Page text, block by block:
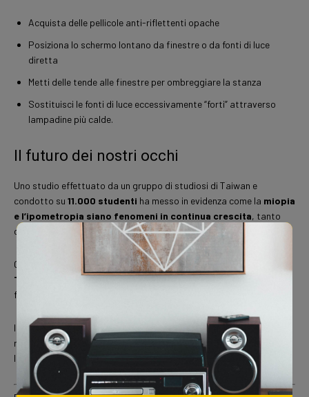
Acquista delle pellicole anti-riflettenti opache
Posiziona lo schermo lontano da finestre o da fonti di luce
diretta
Metti delle tende alle finestre per ombreggiare la stanza
Sostituisci le fonti di luce eccessivamente “forti” attraverso
lampadine più calde.
Il futuro dei nostri occhi
Uno studio effettuato da un gruppo di studiosi di Taiwan e
condotto su 11.000 studenti ha messo in evidenza come la miopia
e l’ipometropia siano fenomeni in continua crescita, tanto
che l’80% del campione ne è risultato affetto.
Gli stessi studiosi hanno confermato che
TV e dispositivi portatilisono una dellecause principali
fenomeni.
In media, infatti, gli occhi si trovano davanti a uno schermo
retroilluminato per 6-7 ore, mentre l’esposizione alla luce naturale e
la frequentazione di ambienti aperti è estremamente ridotta.